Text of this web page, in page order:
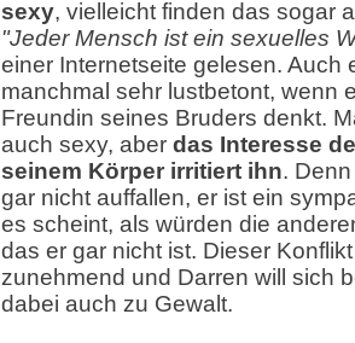
sexy, vielleicht finden das sogar
"Jeder Mensch ist ein sexuelles
einer Internetseite gelesen. Auch
manchmal sehr lustbetont, wenn
Freundin seines Bruders denkt.
auch sexy, aber das Interesse
seinem Körper irritiert ihn.
gar nicht auffallen, er ist ein
es scheint, als würden die
das er gar nicht ist. Dieser
zunehmend und Darren will sich
dabei auch zu Gewalt.